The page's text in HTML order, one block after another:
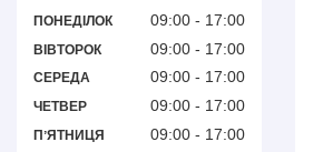
ПОНЕДІЛОК 09:00 17:00
ВІВТОРОК 09:00 17:00
СЕРЕДА 09:00 17:00
ЧЕТВЕР 09:00 17:00
ПʼЯТНИЦЯ 09:00 17:00